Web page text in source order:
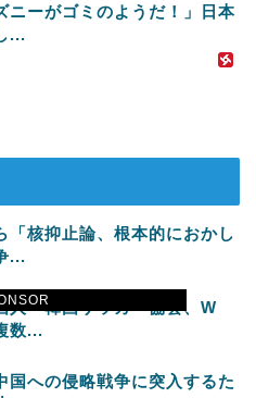
ニーがゴミのようだ！」日本
...
「核抑止論、根本的におかし
...
人「韓国サッカー協会、W
数...
国への侵略戦争に突入するた